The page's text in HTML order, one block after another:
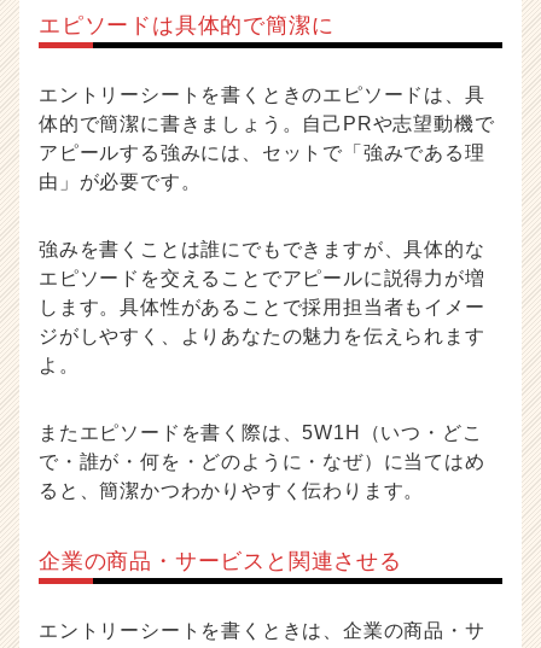
エピソードは具体的で簡潔に
エントリーシートを書くときのエピソードは、具
体的で簡潔に書きましょう。自己PRや志望動機で
アピールする強みには、セットで「強みである理
由」が必要です。
強みを書くことは誰にでもできますが、具体的な
エピソードを交えることでアピールに説得力が増
します。具体性があることで採用担当者もイメー
ジがしやすく、よりあなたの魅力を伝えられます
よ。
またエピソードを書く際は、5W1H（いつ・どこ
で・誰が・何を・どのように・なぜ）に当てはめ
ると、簡潔かつわかりやすく伝わります。
企業の商品・サービスと関連させる
エントリーシートを書くときは、企業の商品・サ